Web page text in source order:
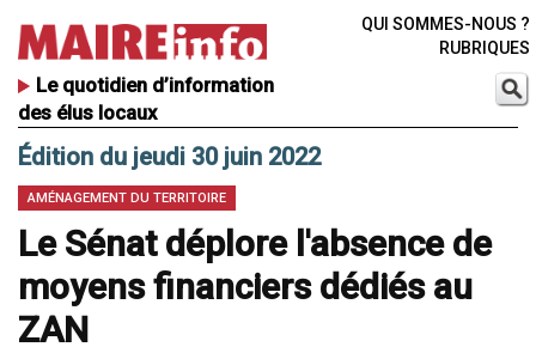
Le quotidien d’information
des élus locaux
QUI SOMMES-NOUS ?
RUBRIQUES
Édition du jeudi 30 juin 2022
AMÉNAGEMENT DU TERRITOIRE
Le Sénat déplore l'absence de
moyens financiers dédiés au
ZAN